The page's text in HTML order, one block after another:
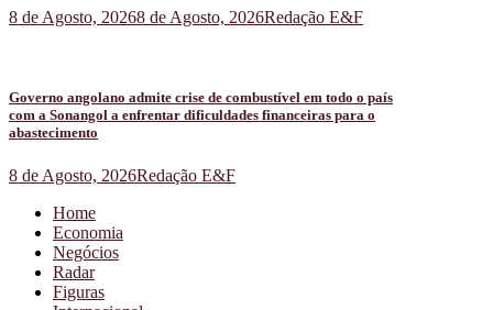
8 de Agosto, 20268 de Agosto, 2026Redação E&F
Governo angolano admite crise de combustível em todo o país
com a Sonangol a enfrentar dificuldades financeiras para o
abastecimento
8 de Agosto, 2026Redação E&F
Home
Economia
Negócios
Radar
Figuras